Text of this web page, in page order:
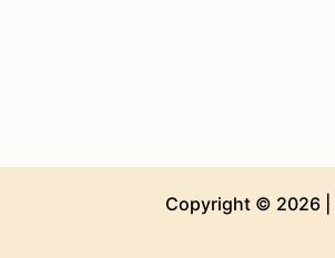
Copyright © 2026 |